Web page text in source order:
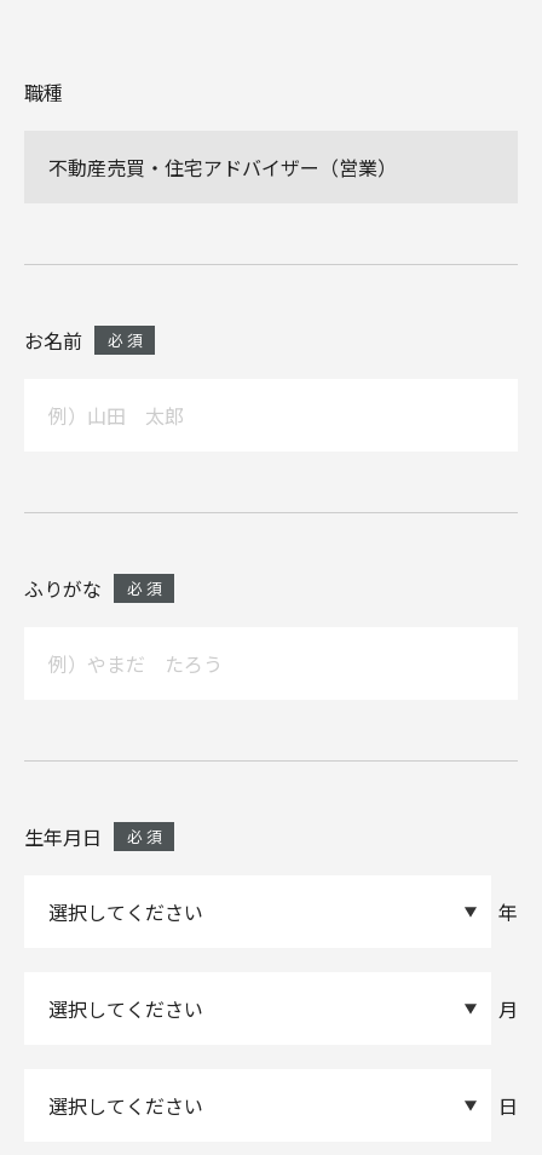
職種
不動産売買・住宅アドバイザー（営業）
お名前
ふりがな
生年月日
年
月
日